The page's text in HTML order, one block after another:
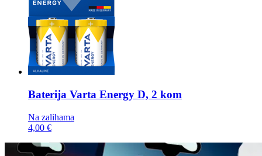
Baterija Varta Energy D, 2 kom
Na zalihama
4,00 €